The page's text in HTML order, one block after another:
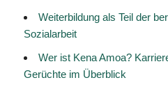
Weiterbildung als Teil der
Sozialarbeit
Wer ist Kena Amoa?
Gerüchte im Überblick